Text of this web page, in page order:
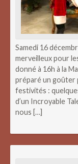
Samedi 16
merveilleux pour
donné à 16h à la
préparé un goûter
festivités :
d’un Incroyable
nous […]